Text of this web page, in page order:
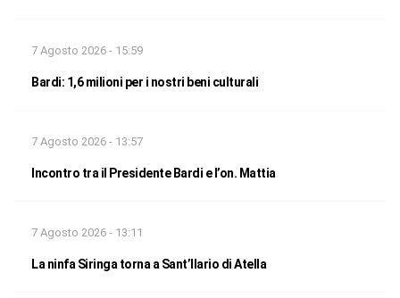
7 Agosto 2026 - 15:59
Bardi: 1,6 milioni per i nostri beni culturali
7 Agosto 2026 - 13:57
Incontro tra il Presidente Bardi e l’on. Mattia
7 Agosto 2026 - 13:11
La ninfa Siringa torna a Sant’Ilario di Atella